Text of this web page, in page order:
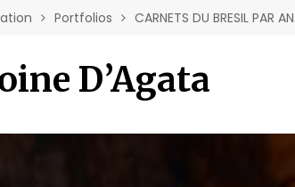
acteurs
Portfolios CARNETS DU BRESIL PAR
D’Agata